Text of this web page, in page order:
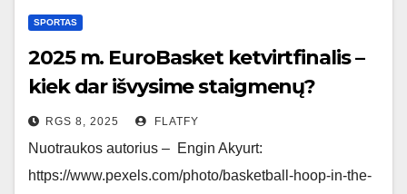
SPORTAS
2025 m. EuroBasket ketvirtfinalis –
kiek dar išvysime staigmenų?
RGS 8, 2025 FLATFY
Nuotraukos autorius – Engin Akyurt:
https://www.pexels.com/photo/basketball-hoop-in-the-